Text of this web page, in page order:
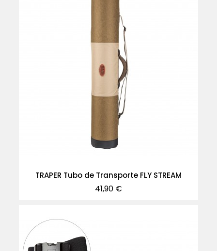
TRAPER Tubo de Transporte FLY STREAM
Precio
41,90 €